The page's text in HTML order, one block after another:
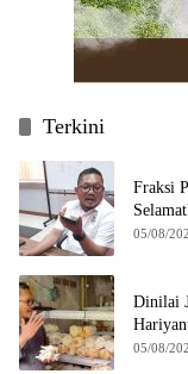
Terkini
Fraksi
05/08/
Dinilai
Crispy
05/08/